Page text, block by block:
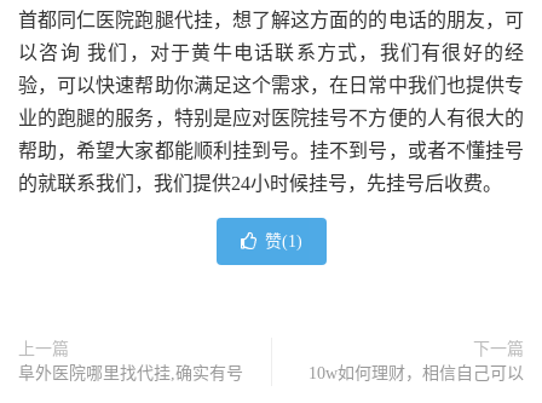
首都同仁医院跑腿代挂，想了解这方面的的电话的朋友，可
以咨询 我们，对于黄牛电话联系方式，我们有很好的经
验，可以快速帮助你满足这个需求，在日常中我们也提供专
业的跑腿的服务，特别是应对医院挂号不方便的人有很大的
帮助，希望大家都能顺利挂到号。挂不到号，或者不懂挂号
的就联系我们，我们提供24小时候挂号，先挂号后收费。
赞(1)
上一篇
阜外医院哪里找代挂,确实有号
下一篇
10w如何理财，相信自己可以